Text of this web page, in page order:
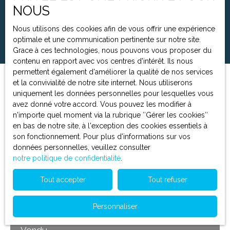
Surface min (m²)
Rechercher
Pertinence
Trier par
Créer une alerte
NOUS
Nous utilisons des cookies afin de vous offrir une expérience
optimale et une communication pertinente sur notre site.
Grace à ces technologies, nous pouvons vous proposer du
contenu en rapport avec vos centres d'intérêt. Ils nous
permettent également d'améliorer la qualité de nos services
et la convivialité de notre site internet. Nous utiliserons
uniquement les données personnelles pour lesquelles vous
avez donné votre accord. Vous pouvez les modifier à
n'importe quel moment via la rubrique ″Gérer les cookies″
en bas de notre site, à l'exception des cookies essentiels à
son fonctionnement. Pour plus d'informations sur vos
données personnelles, veuillez consulter
notre politique de confidentialité
Tout accepter Tout refuser
Personnaliser